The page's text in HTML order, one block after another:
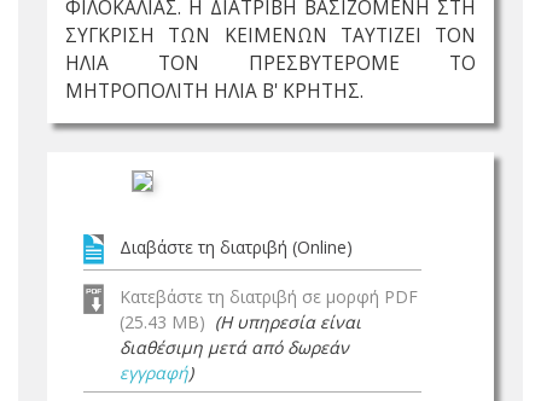
ΦΙΛΟΚΑΛΙΑΣ. Η ΔΙΑΤΡΙΒΗ ΒΑΣΙΖΟΜΕΝΗ ΣΤΗ
ΣΥΓΚΡΙΣΗ ΤΩΝ ΚΕΙΜΕΝΩΝ ΤΑΥΤΙΖΕΙ ΤΟΝ
ΗΛΙΑ ΤΟΝ ΠΡΕΣΒΥΤΕΡΟΜΕ ΤΟ
ΜΗΤΡΟΠΟΛΙΤΗ ΗΛΙΑ Β' ΚΡΗΤΗΣ.
Διαβάστε τη διατριβή (Online)
Κατεβάστε τη διατριβή σε μορφή PDF
(25.43 MB) (Η υπηρεσία είναι
διαθέσιμη μετά από δωρεάν
εγγραφή)